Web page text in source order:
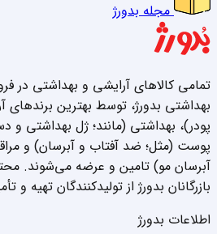
مجله بدورژ
تمامی کالاهای آرایشی و بهداشتی در
بهداشتی بدورژ، توسط بهترین برندهای
پودر)، بهداشتی (مانند؛ ژل بهداشتی و
پوست (مثل؛ ضد آفتاب و آبرسان) و
آبرسان مو) تامین و عرضه می‌شوند.
بازرگانان بدورژ از تولیدکنندگان تهیه و
اطلاعات بدورژ